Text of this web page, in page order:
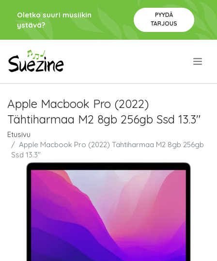
Oletko suuri musiikin
ystävä?
PYYDÄ
TARJOUS
Apple Macbook Pro (2022)
Tähtiharmaa M2 8gb 256gb Ssd 13.3"
Etusivu
Apple Macbook Pro (2022) Tähtiharmaa M2 8gb 256gb
Ssd 13.3"